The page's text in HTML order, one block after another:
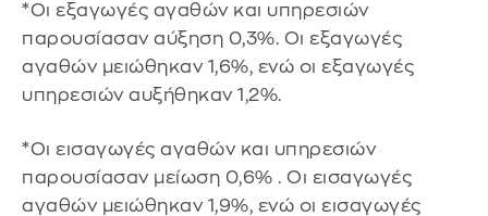
*Οι εξαγωγές αγαθών και υπηρεσιών
παρουσίασαν αύξηση 0,3%. Οι εξαγωγές
αγαθών μειώθηκαν 1,6%, ενώ οι εξαγωγές
υπηρεσιών αυξήθηκαν 1,2%.
*Οι εισαγωγές αγαθών και υπηρεσιών
παρουσίασαν μείωση 0,6% . Οι εισαγωγές
αγαθών μειώθηκαν 1,9%, ενώ οι εισαγωγές